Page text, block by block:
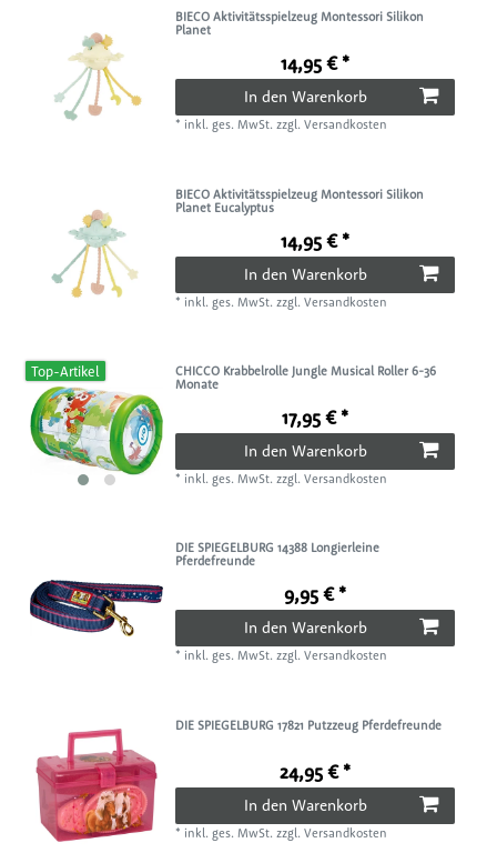
BIECO Aktivitätsspielzeug Montessori Silikon
Planet
14,95 € *
In den Warenkorb
* inkl. ges. MwSt. zzgl.Versandkosten
BIECO Aktivitätsspielzeug Montessori Silikon
Planet Eucalyptus
14,95 € *
In den Warenkorb
* inkl. ges. MwSt. zzgl.Versandkosten
Top-Artikel
CHICCO Krabbelrolle Jungle Musical Roller 6-36
Monate
17,95 € *
In den Warenkorb
* inkl. ges. MwSt. zzgl.Versandkosten
DIE SPIEGELBURG 14388 Longierleine
Pferdefreunde
9,95 € *
In den Warenkorb
* inkl. ges. MwSt. zzgl.Versandkosten
DIE SPIEGELBURG 17821 Putzzeug Pferdefreunde
24,95 € *
In den Warenkorb
* inkl. ges. MwSt. zzgl.Versandkosten